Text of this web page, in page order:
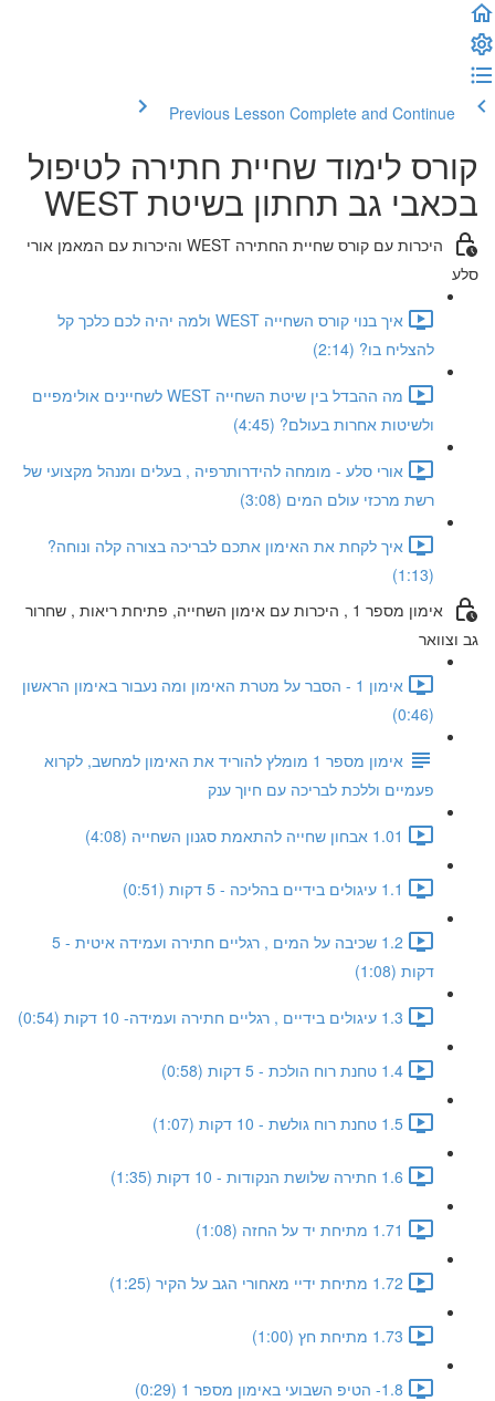
Previous Lesson Complete and Continue
קורס לימוד שחיית חתירה לטיפול
בכאבי גב תחתון בשיטת WEST
היכרות עם קורס שחיית החתירה WEST והיכרות עם המאמן אורי
סלע
איך בנוי קורס השחייה WEST ולמה יהיה לכם כלכך קל
להצליח בו? (2:14)
מה ההבדל בין שיטת השחייה WEST לשחיינים אולימפיים
ולשיטות אחרות בעולם? (4:45)
אורי סלע - מומחה להידרותרפיה , בעלים ומנהל מקצועי של
רשת מרכזי עולם המים (3:08)
איך לקחת את האימון אתכם לבריכה בצורה קלה ונוחה?
(1:13)
אימון מספר 1 , היכרות עם אימון השחייה, פתיחת ריאות , שחרור
גב וצוואר
אימון 1 - הסבר על מטרת האימון ומה נעבור באימון הראשון
(0:46)
אימון מספר 1 מומלץ להוריד את האימון למחשב, לקרוא
פעמיים וללכת לבריכה עם חיוך ענק
1.01 אבחון שחייה להתאמת סגנון השחייה (4:08)
1.1 עיגולים בידיים בהליכה - 5 דקות (0:51)
1.2 שכיבה על המים , רגליים חתירה ועמידה איטית - 5
דקות (1:08)
1.3 עיגולים בידיים , רגליים חתירה ועמידה- 10 דקות (0:54)
1.4 טחנת רוח הולכת - 5 דקות (0:58)
1.5 טחנת רוח גולשת - 10 דקות (1:07)
1.6 חתירה שלושת הנקודות - 10 דקות (1:35)
1.71 מתיחת יד על החזה (1:08)
1.72 מתיחת ידיי מאחורי הגב על הקיר (1:25)
1.73 מתיחת חץ (1:00)
1.8- הטיפ השבועי באימון מספר 1 (0:29)